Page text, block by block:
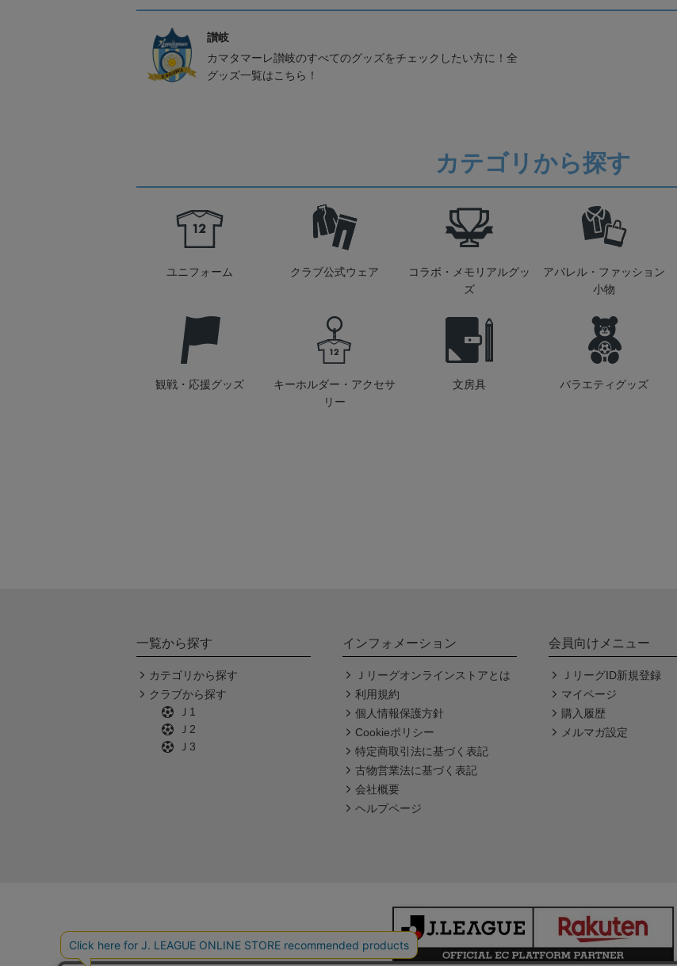
讃岐
カマタマーレ讃岐のすべてのグッズをチェックしたい方に！全
グッズ一覧はこちら！
カテゴリから探す
ユニフォーム クラブ公式ウェア
コラボ・メモリアルグッ
ズ
アパレル・ファッション
小物
観戦・応援グッズ
キーホルダー・アクセサ
リー
文房具 バラエティグッズ
一覧から探す
カテゴリから探す
クラブから探す
Ｊ1
Ｊ2
Ｊ3
インフォメーション
Ｊリーグオンラインストアとは
利用規約
個人情報保護方針
Cookieポリシー
特定商取引法に基づく表記
古物営業法に基づく表記
会社概要
ヘルプページ
会員向けメニュー
ＪリーグID新規登録
マイページ
購入履歴
メルマガ設定